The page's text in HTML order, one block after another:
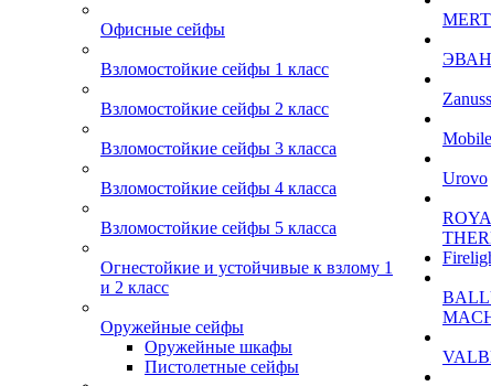
Офисные сейфы
Взломостойкие сейфы 1 класс
Взломостойкие сейфы 2 класс
Взломостойкие сейфы 3 класса
Взломостойкие сейфы 4 класса
Взломостойкие сейфы 5 класса
Огнестойкие и устойчивые к взлому 1
и 2 класс
Оружейные сейфы
Оружейные шкафы
Пистолетные сейфы
ЭВАН
Urovo